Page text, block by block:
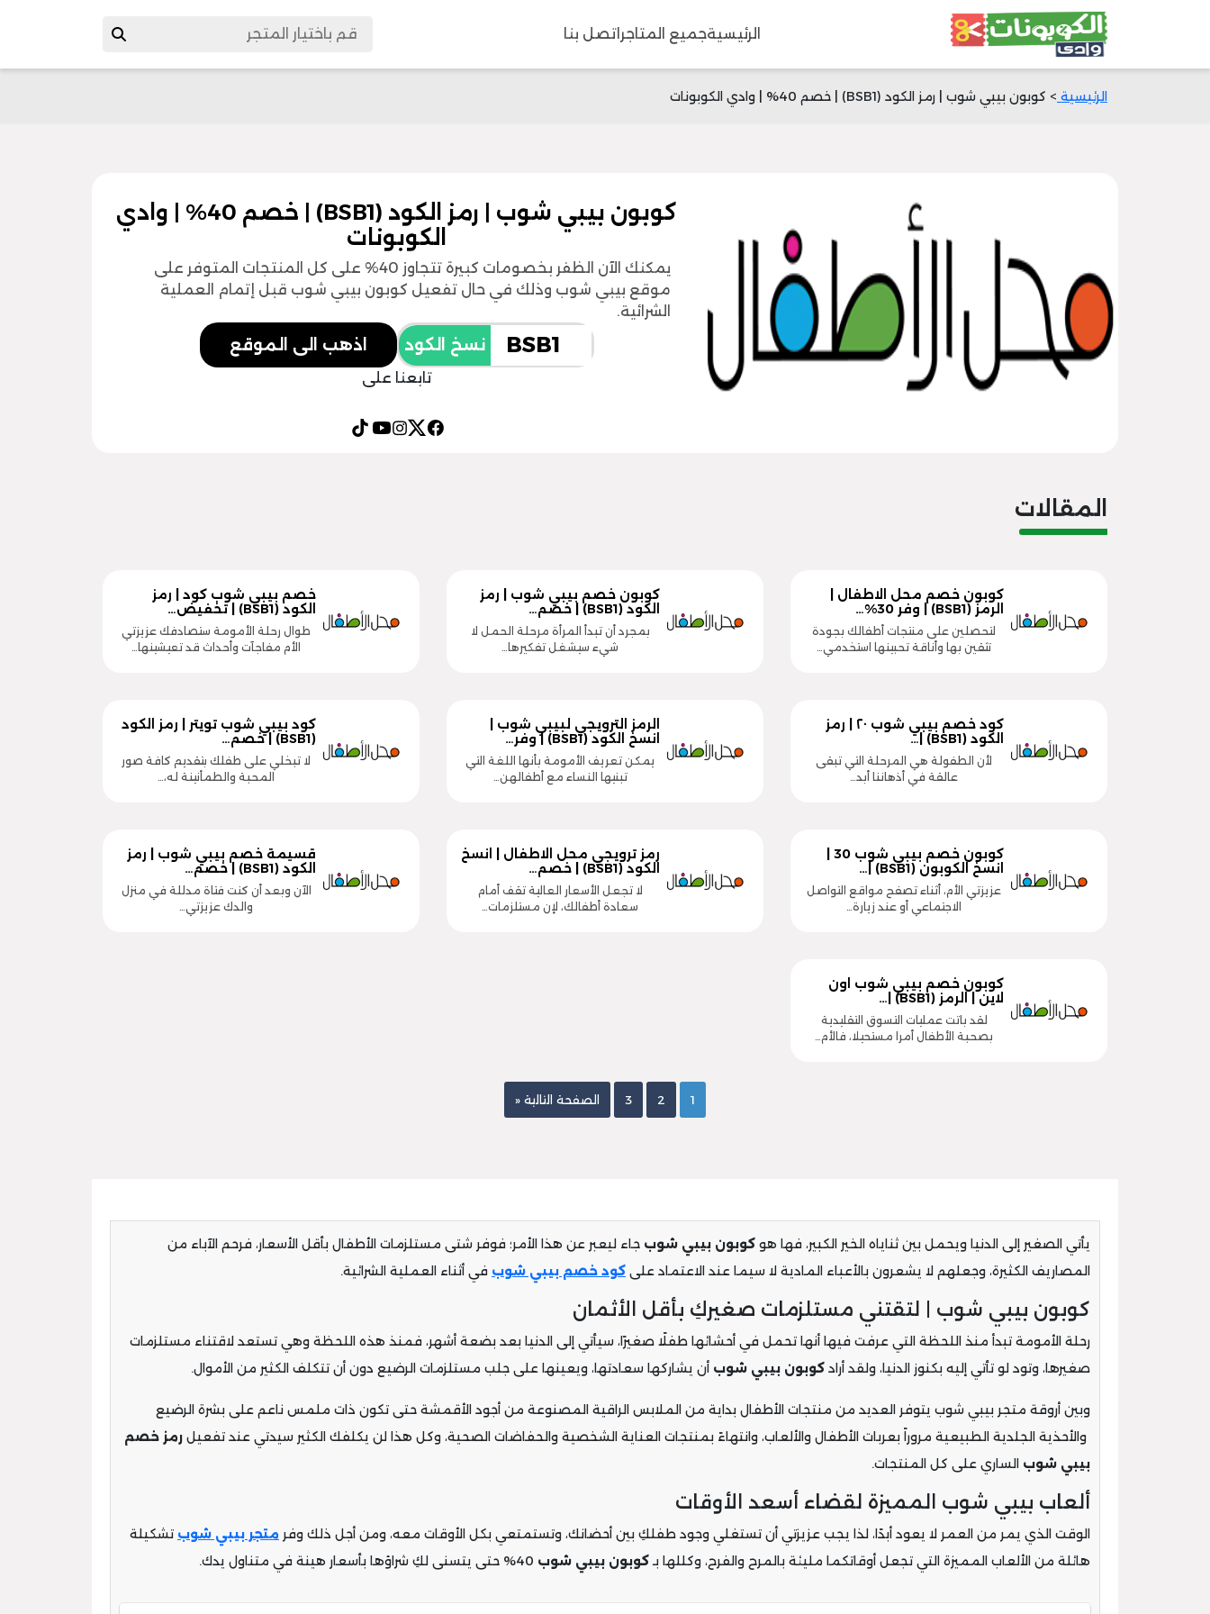
الرئيسيةجميع المتاجر اتصل بنا
الرئيسية > كوبون بيبي شوب | رمز الكود (BSB1) | خصم 40% | وادي الكوبونات
كوبون بيبي شوب | رمز الكود (BSB1) | خصم 40% | وادي
الكوبونات
يمكنك الآن الظفر بخصومات كبيرة تتجاوز 40% على كل المنتجات المتوفر على
موقع بيبي شوب وذلك في حال تفعيل كوبون بيبي شوب قبل إتمام العملية
الشرائية.
نسخ الكود اذهب الى الموقع
تابعنا على
المقالات
كوبون خصم محل الاطفال |
الرمز (BSB1) | وفر 30%…
لتحصلين على منتجات أطفالك بجودة
تثقين بها وأناقة تحبينها استخدمي…
كوبون خصم بيبي شوب | رمز
الكود (BSB1) | خصم…
بمجرد أن تبدأ المرأة مرحلة الحمل لا
شيء سيشغل تفكيرها…
خصم بيبي شوب كود | رمز
الكود (BSB1) | تخفيض…
طوال رحلة الأمومة ستصادفك عزيزتي
الأم مفاجآت وأحداث قد تعيشينها…
كود خصم بيبي شوب ٢٠ | رمز
الكود (BSB1) |…
لأن الطفولة هي المرحلة التي تبقى
عالقة في أذهاننا أبد…
الرمز الترويجي لبيبي شوب |
انسخ الكود (BSB1) | وفر…
يمكن تعريف الأمومة بأنها اللغة التي
تبنيها النساء مع أطفالهن…
كود بيبي شوب تويتر | رمز الكود
(BSB1) | خصم…
لا تبخلي على طفلك بتقديم كافة صور
المحبة والطمأنينة له،…
انسخ الكوبون (BSB1) |…
عزيزتي الأم، أثناء تصفح مواقع التواصل
الاجتماعي أو عند زيارة…
رمز ترويجي محل الاطفال | انسخ
الكود (BSB1) | خصم…
لا تجعل الأسعار العالية تقف أمام
سعادة أطفالك، لإن مستلزمات…
قسيمة خصم بيبي شوب | رمز
الكود (BSB1) | خصم…
الآن وبعد أن كنت فتاة مدللة في منزل
والدك عزيزتي…
كوبون خصم بيبي شوب اون
لاين | الرمز (BSB1) |…
لقد باتت عمليات التسوق التقليدية
بصحبة الأطفال أمرا مستحيلا، فالأم…
1
2
3 الصفحة التالية «
يأتي الصغير إلى الدنيا ويحمل بين ثناياه الخير الكبير، فها هو كوبون بيبي شوب جاء ليعبر عن هذا الأمر؛ فوفر شتى مستلزمات الأطفال بأقل الأسعار، فرحم الآباء من
المصاريف الكثيرة، وجعلهم لا يشعرون بالأعباء المادية لا سيما عند الاعتماد على كود خصم بيبي شوب في أثناء العملية الشرائية.
كوبون بيبي شوب | لتقتني مستلزمات صغيركِ بأقل الأثمان
رحلة الأمومة تبدأ منذ اللحظة التي عرفت فيها أنها تحمل في أحشائها طفلًا صغيرًا، سيأتي إلى الدنيا بعد بضعة أشهر، فمنذ هذه اللحظة وهي تستعد لاقتناء مستلزمات
صغيرها، وتود لو تأتي إليه بكنوز الدنيا، ولقد أراد كوبون بيبي شوب أن يشاركها سعادتها، ويعينها على جلب مستلزمات الرضيع دون أن تتكلف الكثير من الأموال.
وبين أروقة متجر بيبي شوب يتوفر العديد من منتجات الأطفال بداية من الملابس الراقية المصنوعة من أجود الأقمشة حتى تكون ذات ملمس ناعم على بشرة الرضيع
والأحذية الجلدية الطبيعية مروراً بعربات الأطفال والألعاب، وانتهاءً بمنتجات العناية الشخصية والحفاضات الصحية، وكل هذا لن يكلفك الكثير سيدتي عند تفعيل رمز خصم
بيبي شوب الساري على كل المنتجات.
ألعاب بيبي شوب المميزة لقضاء أسعد الأوقات
الوقت الذي يمر من العمر لا يعود أبدًا، لذا يجب عزيزتي أن تستغلي وجود طفلكِ بين أحضانك، وتستمتعي بكل الأوقات معه، ومن أجل ذلك وفر متجر بيبي شوب تشكيلة
هائلة من الألعاب المميزة التي تجعل أوقاتكما مليئة بالمرح والفرح، وكللها بـكوبون بيبي شوب